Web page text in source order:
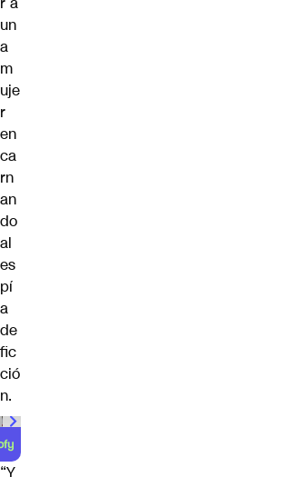
un
a
m
uje
r
en
ca
rn
an
do
al
es
pí
a
de
fic
ció
n.
“Y